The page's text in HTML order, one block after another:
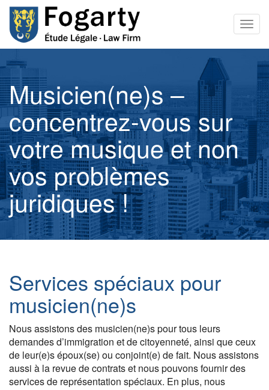
Musicien(ne)s –
concentrez-vous sur
votre musique et non
vos problèmes
juridiques !
Services spéciaux pour
musicien(ne)s
Nous assistons des musicien(ne)s pour tous leurs
demandes d’immigration et de citoyenneté, ainsi que ceux
de leur(e)s époux(se) ou conjoint(e) de fait. Nous assistons
aussi à la revue de contrats et nous pouvons fournir des
services de représentation spéciaux. En plus, nous